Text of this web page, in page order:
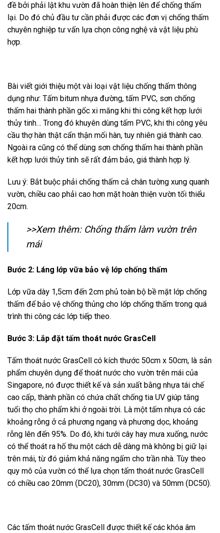
đề bởi phải lật khu vườn đã hoàn thiện lên để chống thấm
lại. Do đó chủ đầu tư cần phải được các đơn vị chống thấm
chuyên nghiệp tư vấn lựa chọn công nghệ và vật liệu phù
hợp.
Bài viết giới thiệu một vài loại vật liệu chống thấm thông
dụng như: Tấm bitum nhựa đường, tấm PVC, sơn chống
thấm hai thành phần gốc xi măng khi thi công kết hợp lưới
thủy tinh… Trong đó khuyên dùng tấm PVC, khi thi công yêu
cầu thợ hàn thật cẩn thận mối hàn, tuy nhiên giá thành cao.
Ngoài ra cũng có thể dùng sơn chống thấm hai thành phần
kết hợp lưới thủy tinh sẽ rất đảm bảo, giá thành hợp lý.
Lưu ý: Bắt buộc phải chống thấm cả chân tường xung quanh
vườn, chiều cao phải cao hơn mặt hoàn thiện vườn tối thiểu
20cm.
>>Xem thêm: Chống thấm làm vườn trên
mái
Bước 2: Láng lớp vữa bảo vệ lớp chống thấm
Lớp vữa dày 1,5cm đến 2cm phủ toàn bộ bề mặt lớp chống
thấm để bảo vệ chống thủng cho lớp chống thấm trong quá
trình thi công các lớp tiếp theo.
Bước 3: Lắp đặt tấm thoát nước GrasCell
Tấm thoát nước GrasCell có kích thước 50cm x 50cm, là sản
phẩm chuyên dụng để thoát nước cho vườn trên mái của
Singapore, nó được thiết kế và sản xuất bằng nhựa tái chế
cao cấp, thành phần có chứa chất chống tia UV giúp tăng
tuổi thọ cho phẩm khi ở ngoài trời. Là một tấm nhựa có các
khoảng rỗng ở cả phương ngang và phương dọc, khoảng
rỗng lên đến 95%. Do đó, khi tưới cây hay mưa xuống, nước
có thể thoát ra hố thu một cách dễ dàng mà không bị giữ lại
trên mái, từ đó giảm khả năng ngấm cho trần nhà. Tùy theo
quy mô của vườn có thể lựa chọn tấm thoát nước GrasCell
có chiều cao 20mm (DC20), 30mm (DC30) và 50mm (DC50).
Các tấm thoát nước GrasCell được thiết kế các khóa âm